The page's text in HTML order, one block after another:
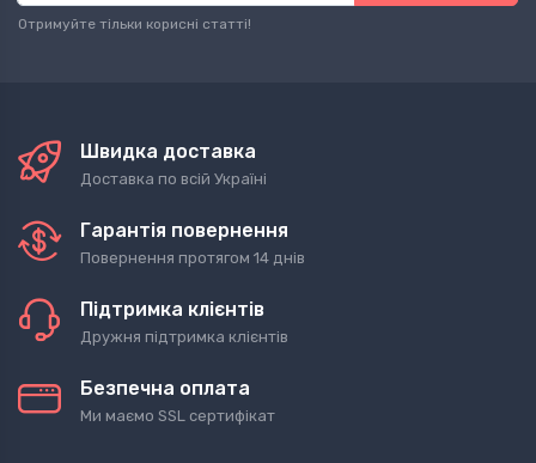
Отримуйте тільки корисні статті!
Швидка доставка
Доставка по всій Україні
Гарантія повернення
Повернення протягом 14 днів
Підтримка клієнтів
Дружня підтримка клієнтів
Безпечна оплата
Ми маємо SSL сертифікат